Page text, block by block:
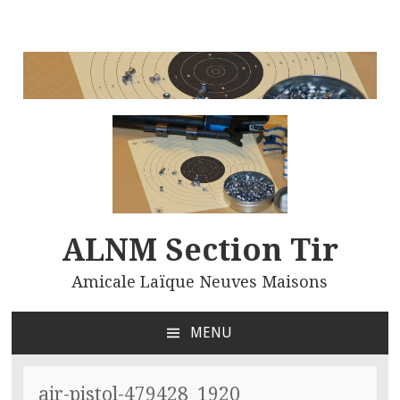
ALNM Section Tir
Amicale Laïque Neuves Maisons
MENU
CONTENU
air-pistol-479428_1920